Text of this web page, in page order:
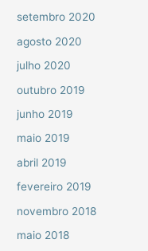
setembro 2020
agosto 2020
julho 2020
outubro 2019
junho 2019
maio 2019
abril 2019
fevereiro 2019
novembro 2018
maio 2018